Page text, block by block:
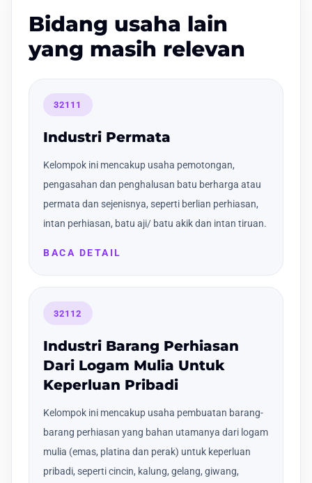
Bidang usaha lain
yang masih relevan
32111
Industri Permata
Kelompok ini mencakup usaha pemotongan,
pengasahan dan penghalusan batu berharga atau
permata dan sejenisnya, seperti berlian perhiasan,
intan perhiasan, batu aji/ batu akik dan intan tiruan.
BACA DETAIL
32112
Industri Barang Perhiasan
Dari Logam Mulia Untuk
Keperluan Pribadi
Kelompok ini mencakup usaha pembuatan barang-
barang perhiasan yang bahan utamanya dari logam
mulia (emas, platina dan perak) untuk keperluan
pribadi, seperti cincin, kalung, gelang, giwang,